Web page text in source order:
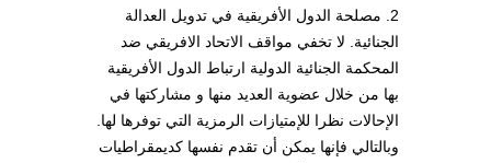
2. مصلحة الدول الأفريقية في تدويل العدالة
الجنائية. لا تخفي مواقف الاتحاد الافريقي ضد
المحكمة الجنائية الدولية ارتباط الدول الأفريقية
بها من خلال عضوية العديد منها و مشاركتها في
الإحالات نظرا للإمتيازات الرمزية التي توفرها لها.
وبالتالي فإنها يمكن أن تقدم نفسها كديمقراطيات